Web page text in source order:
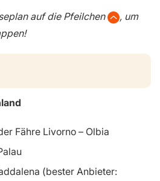
auf die Pfeilchen
, um
Fähre Livorno – Olbia
(bester Anbieter: